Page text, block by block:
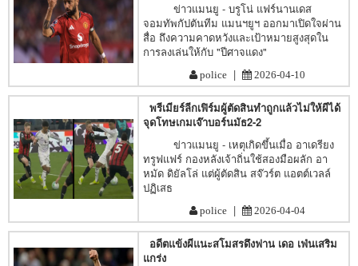
ข่าวแมนยู - บรูโน่ แฟร์นานเดส
จอมทัพกัปตันทีม แมนฯยูฯ ออกมาเปิดใจผ่าน
สื่อ ถึงความคาดหวังและเป้าหมายสูงสุดใน
การลงเล่นให้กับ "ปีศาจแดง"
police | 2026-04-10
พรีเมียร์ลีกเฟิร์มผู้ตัดสินทำถูกแล้วไม่ให้ผีได้
จุดโทษเกมเจ๊าบอร์นมัธ2-2
ข่าวแมนยู - เหตุเกิดขึ้นเมื่อ อาเดรียง
ทรูฟแฟร์ กองหลังเจ้าถิ่นใช้สองมือผลัก อา
หมัด ดิยัลโล่ แต่ผู้ตัดสิน สจ๊วร์ต แอตต์เวลล์
ปฏิเสธ
police | 2026-04-04
อดีตแข้งผีแนะสโมสรดึงฟาน เดอ เฟ่นเสริม
แกร่ง